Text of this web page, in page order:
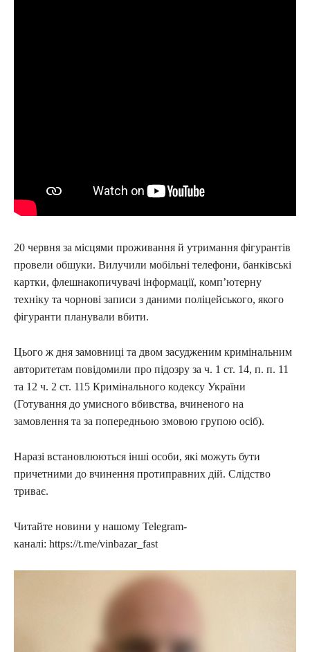
20 червня за місцями проживання й утримання фігурантів
провели обшуки. Вилучили мобільні телефони, банківські
картки, флешнакопичувачі інформації, комп’ютерну
техніку та чорнові записи з даними поліцейського, якого
фігуранти планували вбити.
Цього ж дня замовниці та двом засудженим кримінальним
авторитетам повідомили про підозру за ч. 1 ст. 14, п. п. 11
та 12 ч. 2 ст. 115 Кримінального кодексу України
(Готування до умисного вбивства, вчиненого на
замовлення та за попередньою змовою групою осіб).
Наразі встановлюються інші особи, які можуть бути
причетними до вчинення протиправних дій. Слідство
триває.
Читайте новини у нашому Telegram-
каналі: https://t.me/vinbazar_fast